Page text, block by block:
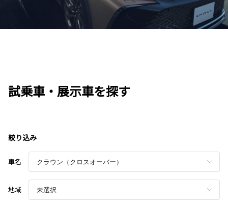
試乗車・展示車を探す
絞り込み
車名
地域